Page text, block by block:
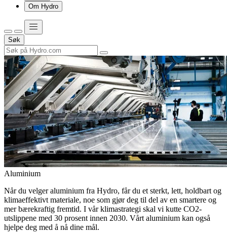
Om Hydro
Søk
Aluminium
Når du velger aluminium fra Hydro, får du et sterkt, lett, holdbart og
klimaeffektivt materiale, noe som gjør deg til del av en smartere og
mer bærekraftig fremtid. I vår klimastrategi skal vi kutte CO2-
utslippene med 30 prosent innen 2030. Vårt aluminium kan også
hjelpe deg med å nå dine mål.